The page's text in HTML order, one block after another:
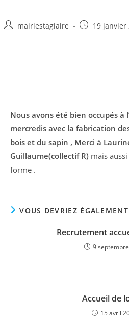
Auteur/autrice
mairiestagiaire
Publication
19 janvier
Nous avons été bien occupés à
mercredis avec la fabrication
bois et du sapin , Merci à
Guillaume(collectif R) mais
forme .
VOUS DEVRIEZ
Recrutement
9
Accueil de
15 avril